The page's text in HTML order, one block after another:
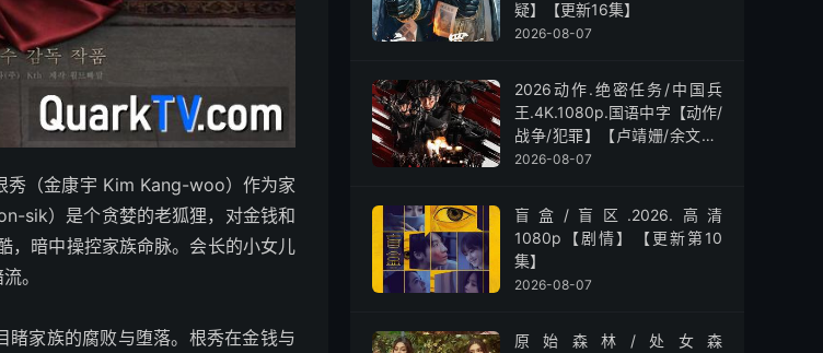
秀（金康宇 Kim Kang-woo）作为家
sik）是个贪婪的老狐狸，对金钱和
，暗中操控家族命脉。会长的小女儿
。
家族的腐败与堕落。根秀在金钱与
疑】【更新16集】
2026-08-07
2026动作.绝密任务/中国兵
王.4K.1080p.国语中字【动作/
战争/犯罪】【卢靖姗/余文乐/
屈菁菁】
2026-08-07
盲盒/盲区.2026.高清
1080p【剧情】【更新第10
集】
2026-08-07
原始森林/处女森